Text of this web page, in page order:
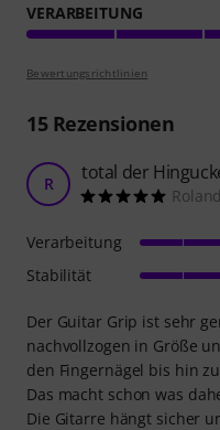
VERARBEITUNG
Bewertungsrichtlinien
15Rezensionen
R total der
Der Guitar Grip ist sehr
nachvollzogen in Größe
den Fingernägel bis hin
Das macht schon was
Die Gitarre hängt sicher
Verarbeitung
Stabilität